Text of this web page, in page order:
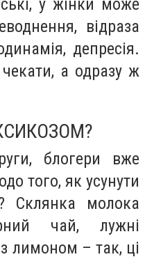
у жінки може
відраза
депресія.
а одразу ж
блогери вже
того, як усунути
Склянка молока
чай, лужні
лимоном – так, ці